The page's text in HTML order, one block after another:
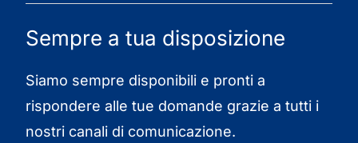
Sempre a tua disposizione
Siamo sempre disponibili e pronti a
rispondere alle tue domande grazie a tutti i
nostri canali di comunicazione.